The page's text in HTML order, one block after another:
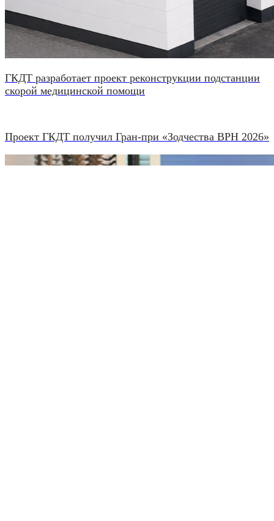
ГКДТ разработает проект реконструкции подстанции
скорой медицинской помощи
Проект ГКДТ получил Гран-при «Зодчества ВРН 2026»